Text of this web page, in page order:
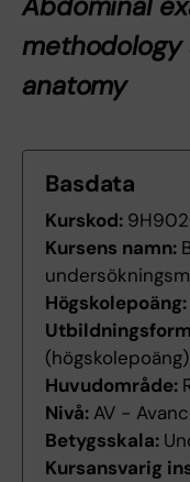
methodology
anatomy
Basdata
Kurskod:
Kursens namn:
Högskolepoäng:
(högskolepoäng)
Huvudområde:
Nivå: AV -
Betygsskala:
Kursansvarig